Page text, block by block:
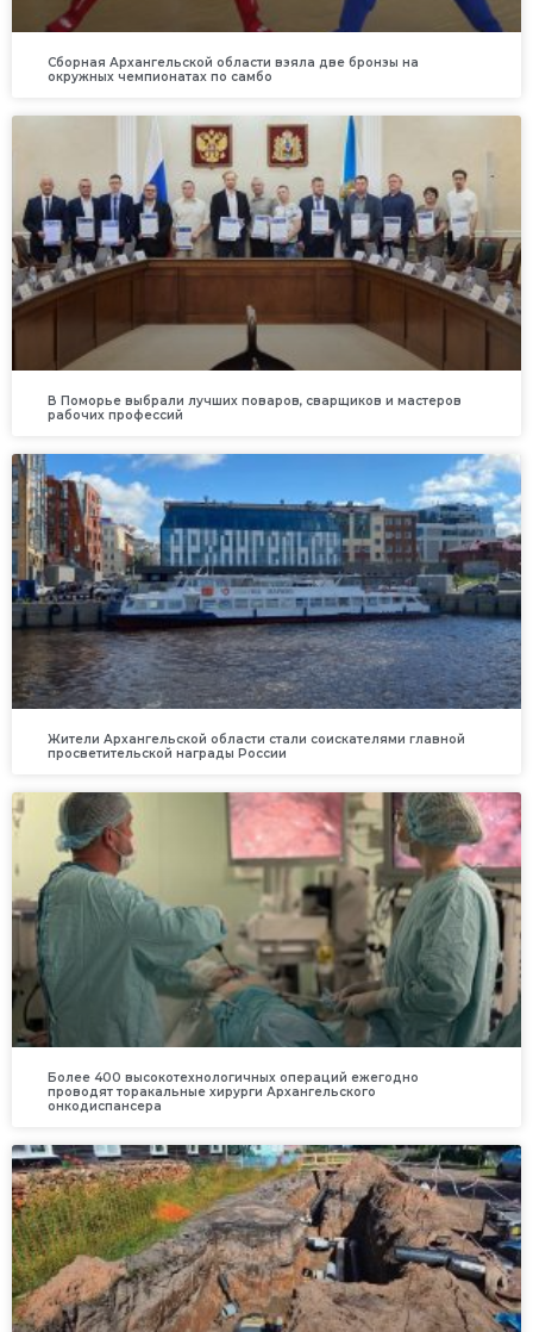
Сборная Архангельской области взяла две бронзы на
окружных чемпионатах по самбо
В Поморье выбрали лучших поваров, сварщиков и мастеров
рабочих профессий
Жители Архангельской области стали соискателями главной
просветительской награды России
Более 400 высокотехнологичных операций ежегодно
проводят торакальные хирурги Архангельского
онкодиспансера